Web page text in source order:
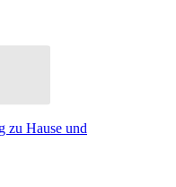
zu Hause und